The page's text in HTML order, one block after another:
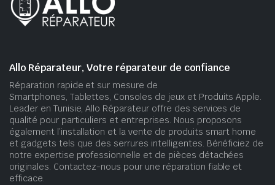
Allo Réparateur, Votre réparateur de confiance
Réparation rapide et sur mesure de
Smartphones, Tablettes, Consoles de jeux et Produits Apple.
Leader en Tunisie, Allo Réparateur offre des services de
qualité pour particuliers et entreprises. Nous proposons
également l’installation et la vente de produits smart home
et gadgets tels que des serrures intelligentes. Bénéficiez de
notre expertise professionnelle et de pièces détachées
originales. Contactez-nous pour une réparation fiable et
efficace.